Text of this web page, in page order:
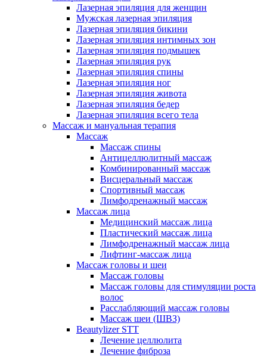
Лазерная эпиляция для женщин
Мужская лазерная эпиляция
Лазерная эпиляция бикини
Лазерная эпиляция интимных зон
Лазерная эпиляция подмышек
Лазерная эпиляция рук
Лазерная эпиляция спины
Лазерная эпиляция ног
Лазерная эпиляция живота
Лазерная эпиляция бедер
Лазерная эпиляция всего тела
Массаж и мануальная терапия
Массаж
Массаж спины
Антицеллюлитный массаж
Комбинированный массаж
Висцеральный массаж
Спортивный массаж
Лимфодренажный массаж
Массаж лица
Медицинский массаж лица
Пластический массаж лица
Лимфодренажный массаж лица
Лифтинг-массаж лица
Массаж головы и шеи
Массаж головы
Массаж головы для стимуляции роста
волос
Расслабляющий массаж головы
Массаж шеи (ШВЗ)
Beautylizer STT
Лечение целлюлита
Лечение фиброза